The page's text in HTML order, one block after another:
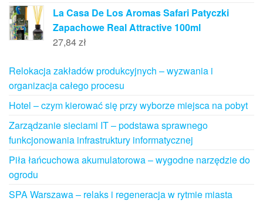
La Casa De Los Aromas Safari Patyczki
Zapachowe Real Attractive 100ml
27,84zł
Relokacja zakładów produkcyjnych – wyzwania i
organizacja całego procesu
Hotel – czym kierować się przy wyborze miejsca na pobyt
Zarządzanie sieciami IT – podstawa sprawnego
funkcjonowania infrastruktury informatycznej
Piła łańcuchowa akumulatorowa – wygodne narzędzie do
ogrodu
SPA Warszawa – relaks i regeneracja w rytmie miasta